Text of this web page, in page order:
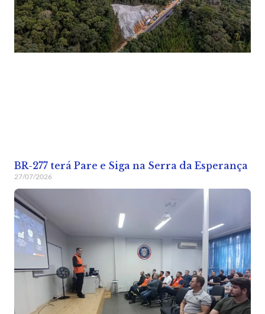
BR-277 terá Pare e Siga na Serra da Esperança
27/07/2026